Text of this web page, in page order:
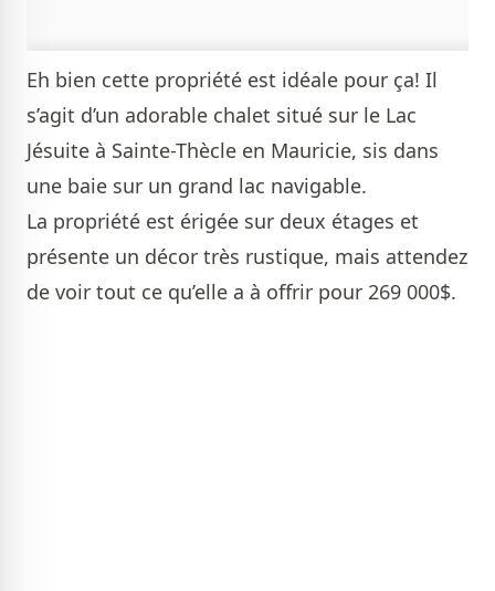
Eh bien cette propriété est idéale pour ça! Il
s’agit d’un adorable chalet situé sur le Lac
Jésuite à Sainte-Thècle en Mauricie, sis dans
une baie sur un grand lac navigable.
La propriété est érigée sur deux étages et
présente un décor très rustique, mais attendez
de voir tout ce qu’elle a à offrir pour 269 000$.